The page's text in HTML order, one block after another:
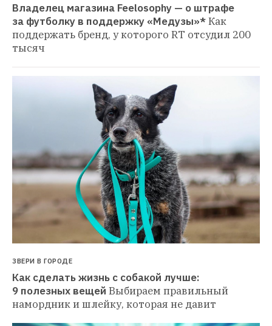
Владелец магазина Feelosophy — о штрафе
за футболку в поддержку «Медузы»*Как
поддержать бренд, у которого RT отсудил 200
тысяч
ЗВЕРИ В ГОРОДЕ
Как сделать жизнь с собакой лучше:
9 полезных вещей Выбираем правильный
намордник и шлейку, которая не давит